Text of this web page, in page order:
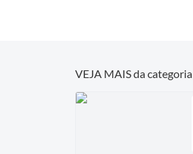
VEJA MAIS da categoria